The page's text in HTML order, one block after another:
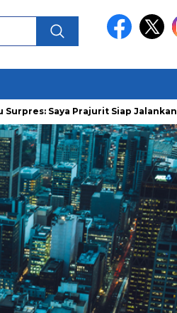
Prajurit Siap Jalankan Perintah!